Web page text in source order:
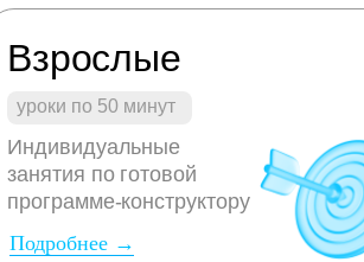
Подробнее →
Индивидуальные
занятия по готовой
программе-конструктору
уроки по 50 минут
Взрослые